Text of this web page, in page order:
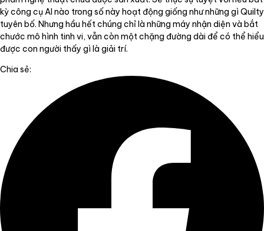
kỳ công cụ AI nào trong số này hoạt động giống như những gì Quilty
tuyên bố. Nhưng hầu hết chúng chỉ là những máy nhận diện và bắt
chước mô hình tinh vi, vẫn còn một chặng đường dài để có thể hiểu
được con người thấy gì là giải trí.
Chia sẻ: